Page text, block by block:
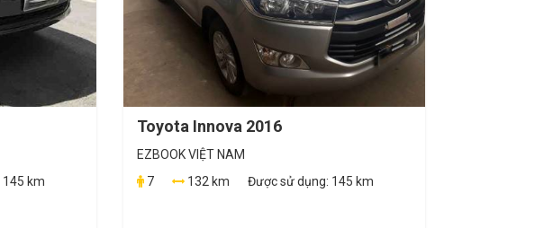
145 km
Toyota Innova 2016
EZBOOK VIỆT NAM
7
132 km Được sử dụng: 145 km